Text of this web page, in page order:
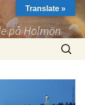
på Holmön
Sök
efter:
Translate »